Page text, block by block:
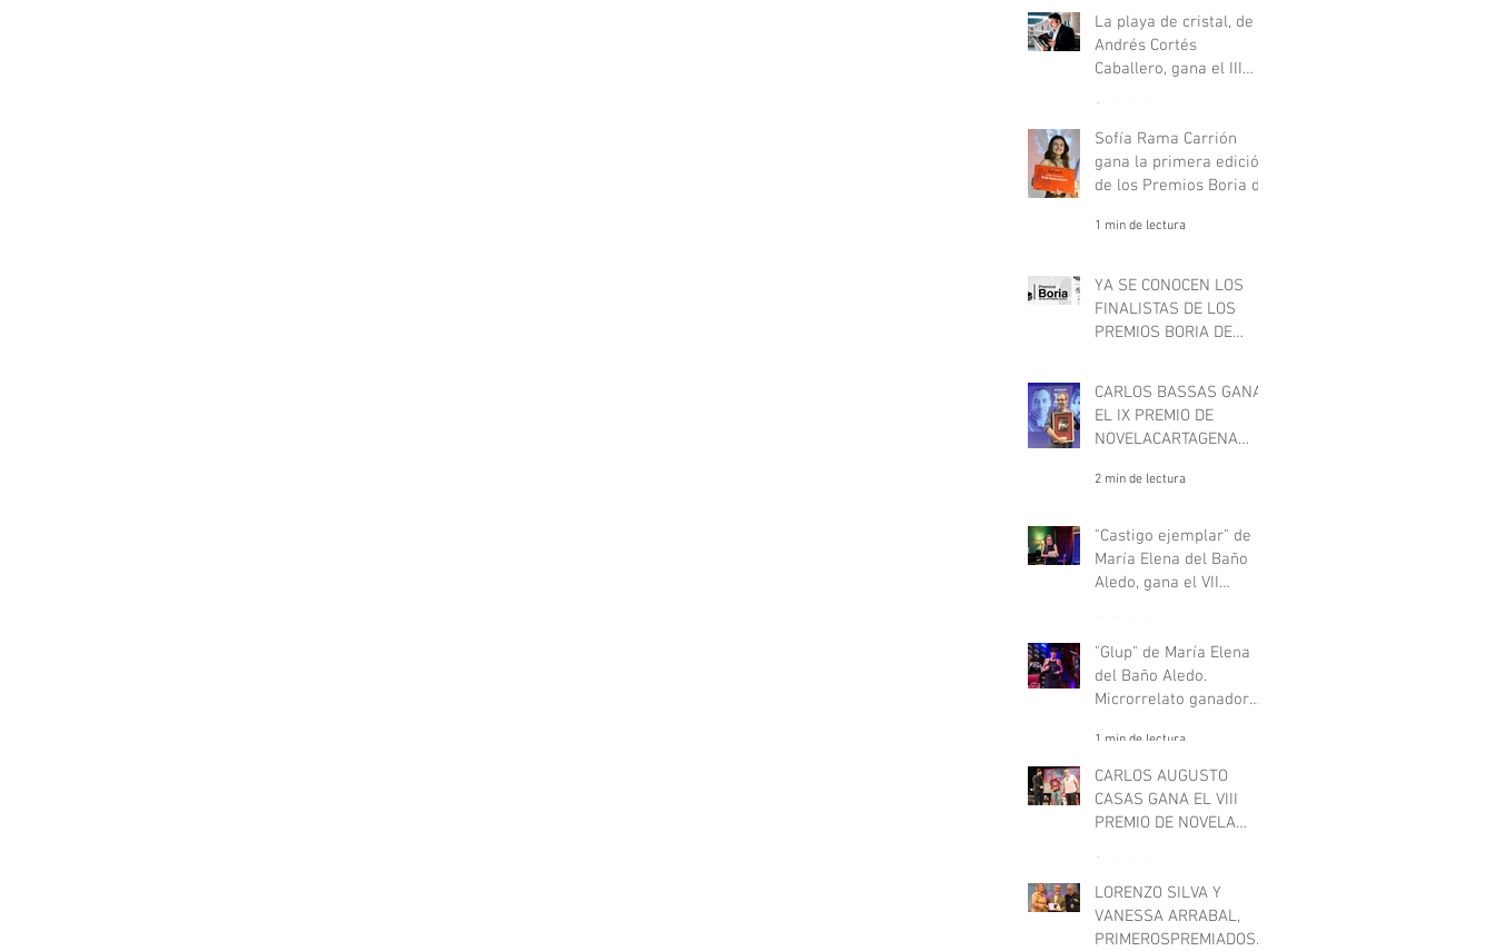
La playa de cristal, de
Andrés Cortés
Caballero, gana el III
2 min de lectura
Sofía Rama Carrión
gana la primera edición
de los Premios Boria de
1 min de lectura
YA SE CONOCEN LOS
FINALISTAS DE LOS
PREMIOS BORIA DE
CARLOS BASSAS GANA
EL IX PREMIO DE
NOVELACARTAGENA
2 min de lectura
"Castigo ejemplar" de
María Elena del Baño
Aledo, gana el VII
"Deje aquí su sombrero".
"Glup" de María Elena
del Baño Aledo.
Microrrelato ganador
microrrelatos negros,
"Deje aquí su sombrero"
1 min de lectura
CARLOS AUGUSTO
CASAS GANA EL VIII
PREMIO DE NOVELA
3 min de lectura
LORENZO SILVA Y
VANESSA ARRABAL,
PRIMEROSPREMIADOS